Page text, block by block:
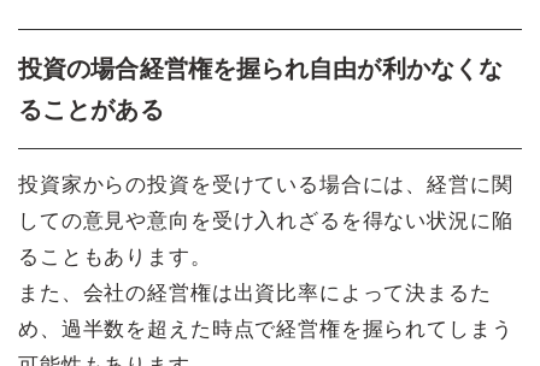
投資の場合経営権を握られ自由が利かなくな
ることがある
投資家からの投資を受けている場合には、経営に関
しての意見や意向を受け入れざるを得ない状況に陥
ることもあります。
また、会社の経営権は出資比率によって決まるた
め、過半数を超えた時点で経営権を握られてしまう